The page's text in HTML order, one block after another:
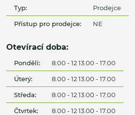
Typ: Prodejce
Přístup pro prodejce: NE
Otevírací doba:
Pondělí: 8.00 - 12 13.00 - 17.00
Úterý: 8.00 - 12 13.00 - 17.00
Středa: 8.00 - 12 13.00 - 17.00
Čtvrtek: 8.00 - 12 13.00 - 17.00